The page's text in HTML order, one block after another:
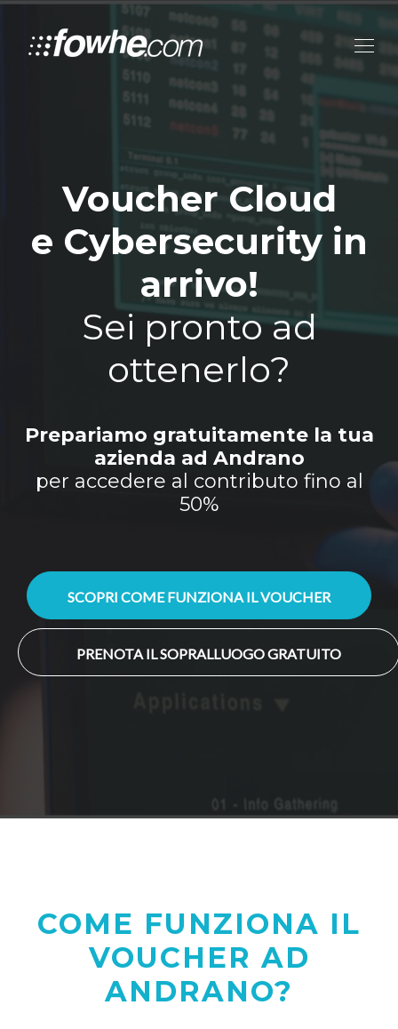
Voucher Cloud
e Cybersecurity in
arrivo!
Sei pronto ad
ottenerlo?
Prepariamo gratuitamente la tua
azienda ad Andrano
per accedere al contributo fino al
50%
SCOPRI COME FUNZIONA IL VOUCHER
PRENOTA IL SOPRALLUOGO GRATUITO
COME FUNZIONA IL
VOUCHER AD
ANDRANO?